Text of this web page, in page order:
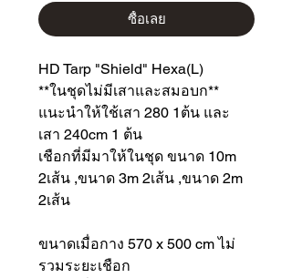
ซื้อเลย
HD Tarp "Shield" Hexa(L)
**ในชุดไม่มีเสาและสมอบก**
แนะนำให้ใช้เสา 280 1ต้น และ
เสา 240cm 1 ต้น
เชือกที่มีมาให้ในชุด ขนาด 10m
2เส้น ,ขนาด 3m 2เส้น ,ขนาด 2m
2เส้น
ขนาดเมื่อกาง 570 x 500 cm ไม่
รวมระยะเชือก